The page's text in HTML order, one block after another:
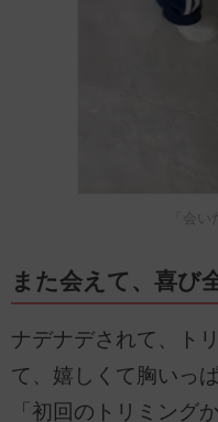
「会い
また会えて、喜び
ナデナデされて、ト
て、嬉しくて胸いっ
「初回のトリミング